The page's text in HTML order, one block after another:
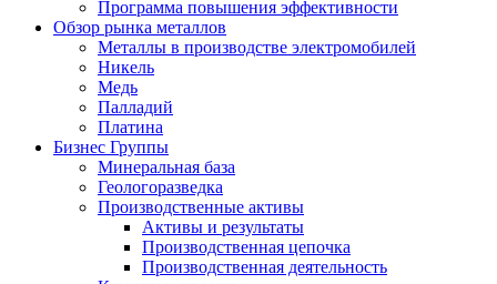
Программа повышения эффективности
Обзор рынка металлов
Металлы в производстве электромобилей
Никель
Медь
Палладий
Платина
Бизнес Группы
Минеральная база
Геологоразведка
Производственные активы
Активы и результаты
Производственная цепочка
Производственная деятельность